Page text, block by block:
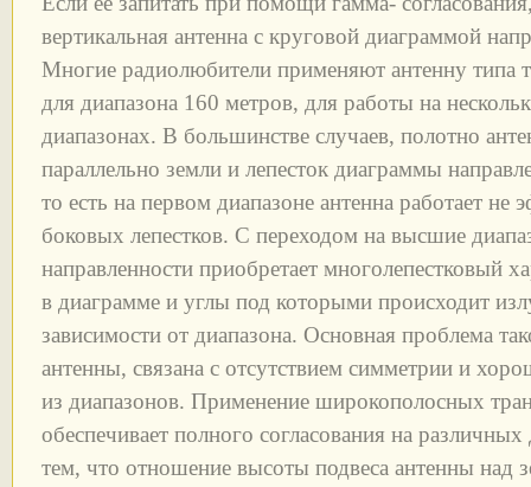
вертикальная антенна с круговой диаграммой
Многие радиолюбители применяют антенну типа
для диапазона 160 метров, для работы на
диапазонах. В большинстве случаев, полотно
параллельно земли и лепесток диаграммы
то есть на первом диапазоне антенна работает не
боковых лепестков. С переходом на высшие
направленности приобретает многолепестковый
в диаграмме и углы под которыми происходит
зависимости от диапазона. Основная проблема
антенны, связана с отсутствием симметрии и
из диапазонов. Применение широкополосных
обеспечивает полного согласования на
тем, что отношение высоты подвеса антенны над